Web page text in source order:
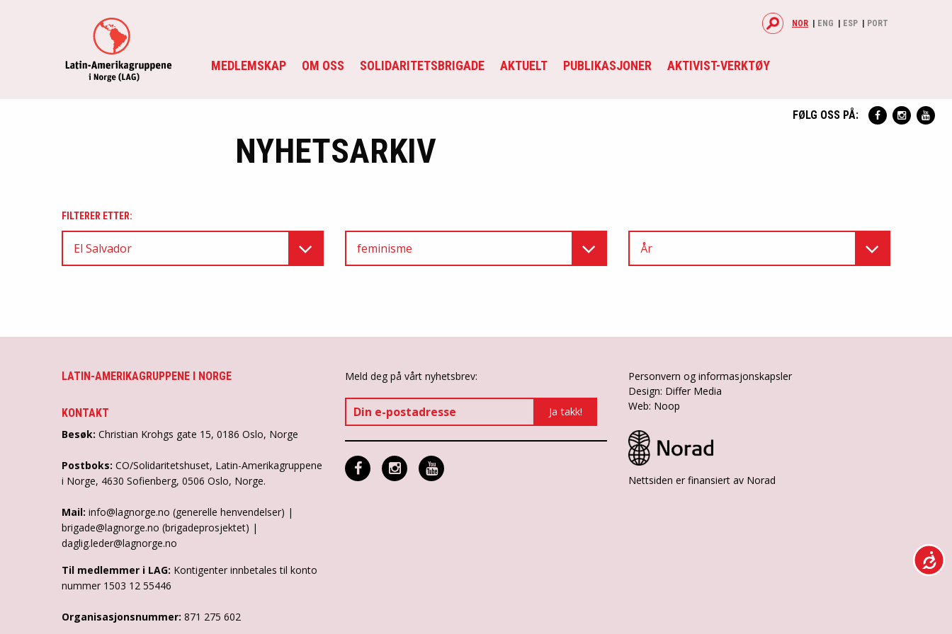
MEDLEMSKAP OM OSS SOLIDARITETSBRIGADE AKTUELT PUBLIKASJONER AKTIVIST-VERKTØY
NOR ENG ESP PORT
FØLG OSS PÅ:
NYHETSARKIV
FILTERER ETTER:
El Salvador feminisme År
LATIN-AMERIKAGRUPPENE I NORGE
KONTAKT
Besøk: Christian Krohgs gate 15, 0186 Oslo, Norge
Postboks: CO/Solidaritetshuset, Latin-Amerikagruppene
i Norge, 4630 Sofienberg, 0506 Oslo, Norge.
Mail: info@lagnorge.no (generelle henvendelser) |
brigade@lagnorge.no (brigadeprosjektet) |
daglig.leder@lagnorge.no
Til medlemmer i LAG: Kontigenter innbetales til konto
nummer 1503 12 55446
Organisasjonsnummer: 871 275 602
Meld deg på vårt nyhetsbrev:
Personvern og informasjonskapsler
Design: Differ Media
Web: Noop
Nettsiden er finansiert av Norad